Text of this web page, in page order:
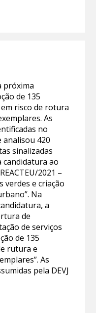
próxima
de 135
risco de rotura
As
no
420
sinalizadas
candidatura ao
2021 –
verdes e criação
Na
a
de
de serviços
de 135
rutura e
As
pela DEVJ